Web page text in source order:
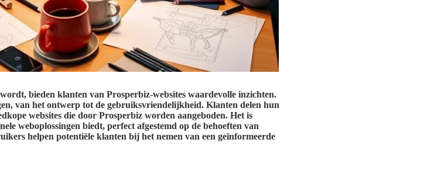
bieden klanten van Prosperbiz-websites waardevolle inzichten.
van het ontwerp tot de gebruiksvriendelijkheid. Klanten delen hun
websites die door Prosperbiz worden aangeboden. Het is
weboplossingen biedt, perfect afgestemd op de behoeften van
helpen potentiële klanten bij het nemen van een geïnformeerde